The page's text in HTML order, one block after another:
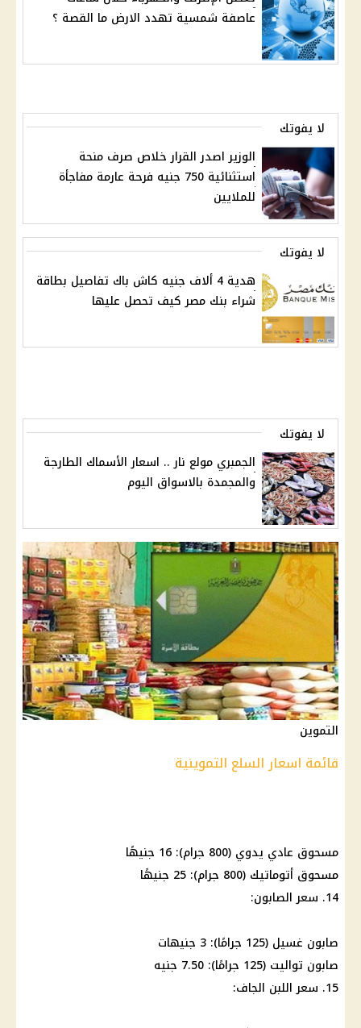
عاصفة شمسية تهدد الارض ما القصة ؟
لا يفوتك
الوزير اصدر القرار خلاص صرف منحة
استثنائية 750 جنيه فرحة عارمة مفاجأة
للملايين
لا يفوتك
هدية 4 ألاف جنيه كاش باك تفاصيل بطاقة
شراء بنك مصر كيف تحصل عليها
لا يفوتك
الجمبري مولع نار .. اسعار الأسماك الطارجة
والمجمدة بالاسواق اليوم
التموين
قائمة اسعار السلع التموينية
مسحوق عادي يدوي (800 جرام): 16 جنيهًا
مسحوق أتوماتيك (800 جرام): 25 جنيهًا
14. سعر الصابون:
صابون غسيل (125 جرامًا): 3 جنيهات
صابون تواليت (125 جرامًا): 7.50 جنيه
15. سعر اللبن الجاف: